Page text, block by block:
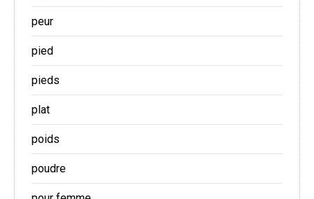
peur
pied
pieds
plat
poids
poudre